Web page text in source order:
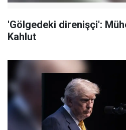
'Gölgedeki direnişçi':
Kahlut